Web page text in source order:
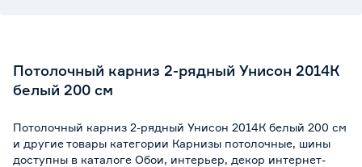
Потолочный карниз 2-рядный Унисон 2014К
белый 200 см
Потолочный карниз 2-рядный Унисон 2014К белый 200 см
и другие товары категории Карнизы потолочные, шины
доступны в каталоге Обои, интерьер, декор интернет-